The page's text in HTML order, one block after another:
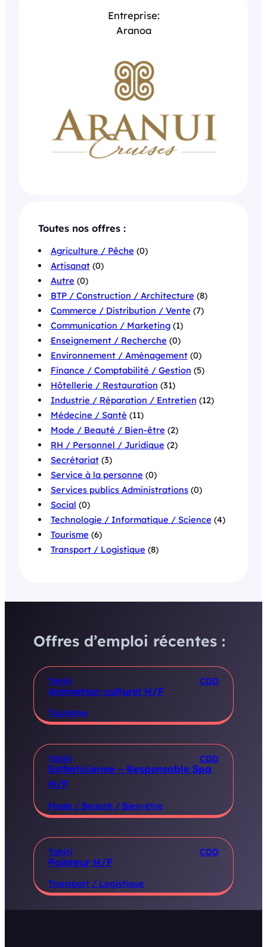
Entreprise:
Aranoa
Toutes nos offres :
Agriculture / Pêche (0)
Artisanat(0)
Autre (0)
BTP / Construction / Architecture (8)
Commerce / Distribution / Vente (7)
Communication / Marketing(1)
Enseignement / Recherche (0)
Environnement / Aménagement(0)
Finance / Comptabilité / Gestion (5)
Hôtellerie / Restauration (31)
Industrie / Réparation / Entretien (12)
Médecine / Santé (11)
Mode / Beauté / Bien-être (2)
RH / Personnel / Juridique (2)
Secrétariat(3)
Service à la personne (0)
Services publics Administrations(0)
Social (0)
Technologie / Informatique / Science (4)
Tourisme (6)
Transport / Logistique (8)
Offres d’emploi récentes :
Tahiti CDD
Animateur culturel H/F
Tourisme
Tahiti CDD
Esthéticienne – Responsable Spa
H/F
Mode / Beauté / Bien-être
Tahiti CDD
Pointeur H/F
Transport / Logistique